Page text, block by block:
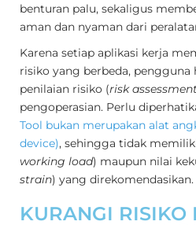
benturan palu, sekaligus
aman dan nyaman dari
Karena setiap aplikasi kerja
risiko yang berbeda, pengguna
penilaian risiko (risk
pengoperasian. Perlu
Tool bukan merupakan alat
device), sehingga tidak
working load) maupun nilai
strain) yang direkomendasikan.
KURANGI RISIKO